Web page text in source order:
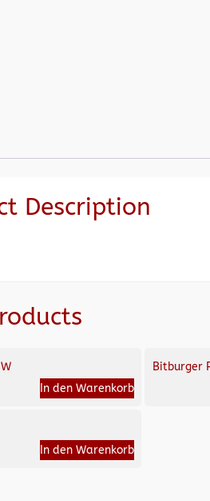
Description
In den Warenkorb
Bitburger
In den Warenkorb